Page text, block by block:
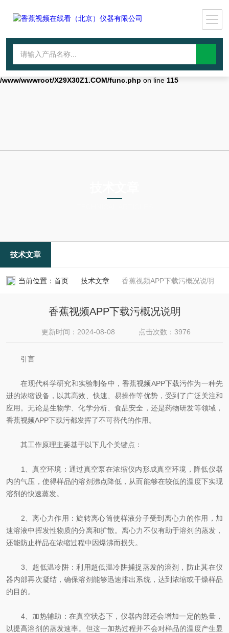
Warning: mkdir(): No space left on device in
file_put_contents(./cachefile_yuan/qhdybl.com/cache/3d/0c348/
failed to open stream: No such file or directory in
/www/wwwroot/X29X30Z1.COM/func.php on line 115
技术文章
当前位置： 首页 技术文章 香蕉视频APP下载污概况说明
香蕉视频APP下载污概况说明
更新时间：2024-08-08 点击次数：3976
引言
在现代科学研究和实验制备中，香蕉视频APP下载污作为一种先
进的浓缩设备，以其高效、快速、易操作等优势，受到了广泛关注和
应用。无论是生物学、化学分析、食品安全，还是药物研发等领域，
香蕉视频APP下载污都发挥了不可替代的作用。
其工作原理主要基于以下几个关键点：
1、真空环境：通过真空泵在浓缩仪内形成真空环境，降低仪器
内的气压，使得样品的溶剂沸点降低，从而能够在较低的温度下实现
溶剂的快速蒸发。
2、离心力作用：旋转离心筒使样液分子受到离心力的作用，加
速溶液中挥发性物质的分离和扩散。离心力不仅有助于溶剂的蒸发，
还能防止样品在浓缩过程中因爆沸而损失。
3、超低温冷阱：利用超低温冷阱捕捉蒸发的溶剂，防止其在仪
器内部再次凝结，确保溶剂能够迅速排出系统，达到浓缩或干燥样品
的目的。
4、加热辅助：在真空状态下，仪器内部还会增加一定的热量，
以提高溶剂的蒸发速率。但这一加热过程并不会对样品的温度产生显